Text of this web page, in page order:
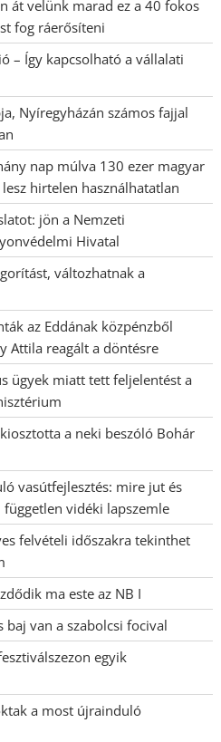
át velünk marad ez a 40 fokos
fog ráerősíteni
– Így kapcsolható a vállalati
Nyíregyházán számos fajjal
nap múlva 130 ezer magyar
hirtelen használhatatlan
jön a Nemzeti
Hivatal
változhatnak a
az Eddának közpénzből
Attila reagált a döntésre
ügyek miatt tett feljelentést a
a neki beszóló Bohár
vasútfejlesztés: mire jut és
vidéki lapszemle
felvételi időszakra tekinthet
ma este az NB I
van a szabolcsi focival
egyik
a most újrainduló